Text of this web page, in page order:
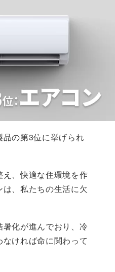
の第3位に挙げられ
、快適な住環境を作
、私たちの生活に欠
化が進んでおり、冷
ければ命に関わって